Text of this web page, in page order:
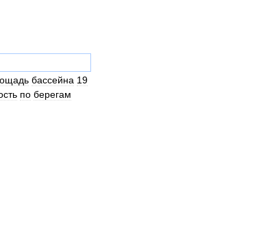
бассейна 19
по берегам